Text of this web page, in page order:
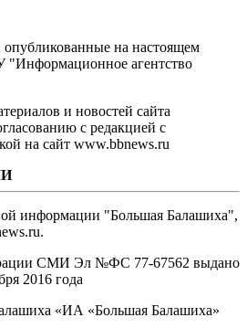
на настоящем
"Информационное агентство
и новостей сайта
с редакцией с
на сайт www.bbnews.ru
информации "Большая Балашиха",
СМИ Эл №ФС ‎77-67562 выдано
2016 года
«ИА «Большая Балашиха»